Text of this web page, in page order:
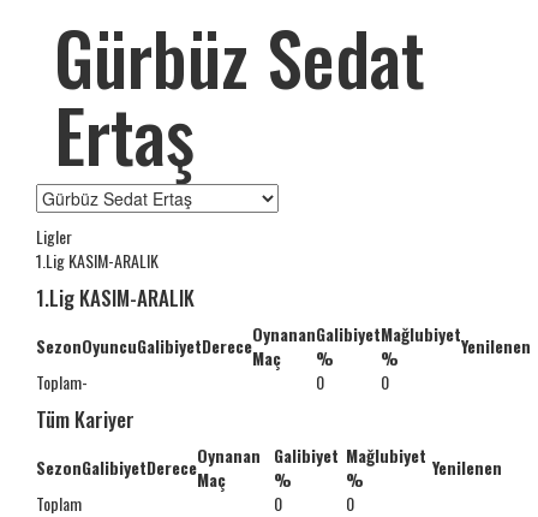
Gürbüz Sedat
Ertaş
Ligler
1.Lig KASIM-ARALIK
1.Lig KASIM-ARALIK
SezonOyuncuGalibiyetDereceOynanan
Maç
Galibiyet
%
Mağlubiyet
%
Yenilenen
Toplam- 0 0
Tüm Kariyer
SezonGalibiyetDereceOynanan
Maç
Galibiyet
%
Mağlubiyet
%
Yenilenen
Toplam
0 0